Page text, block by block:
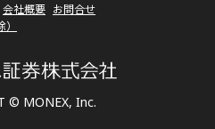
© MONEX, Inc.
会社概要 お問合せ